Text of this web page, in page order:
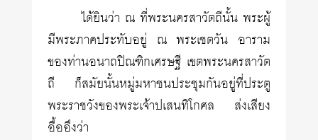
ได้ยินว่า ณ ที่พระนครสาวัตถีนั้น พระผู้
มีพระภาคประทับอยู่ ณ พระเชตวัน อาราม
ของท่านอนาถปิณฑิกเศรษฐี เขตพระนครสาวัต
ถี ก็สมัยนั้นหมู่มหาชนประชุมกันอยู่ที่ประตู
พระราชวังของพระเจ้าปเสนทิโกศล ส่งเสียง
อื้ออึงว่า